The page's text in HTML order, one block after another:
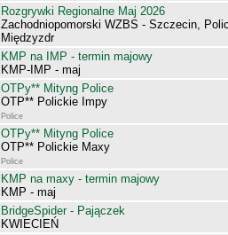
Rozgrywki Regionalne Maj 2026
Zachodniopomorski WZBS - Szczecin,
Międzyzdr
KMP na IMP - termin majowy
KMP-IMP - maj
OTPy** Mityng Police
OTP** Polickie Impy
Police
OTPy** Mityng Police
OTP** Polickie Maxy
Police
KMP na maxy - termin majowy
KMP - maj
BridgeSpider - Pajączek
KWIECIEŃ